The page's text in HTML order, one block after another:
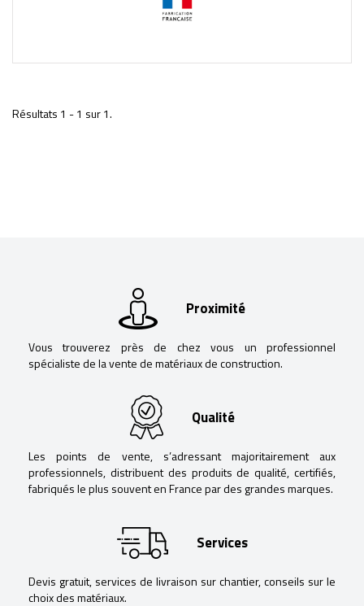
Résultats 1 - 1 sur 1.
Proximité
Vous trouverez près de chez vous un professionnel
spécialiste de la vente de matériaux de construction.
Qualité
Les points de vente, s’adressant majoritairement aux
professionnels, distribuent des produits de qualité, certifiés,
fabriqués le plus souvent en France par des grandes marques.
Services
Devis gratuit, services de livraison sur chantier, conseils sur le
choix des matériaux.